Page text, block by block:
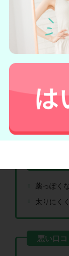
もこま
体重はなか
引用元：ダイ
からだ楽
薬っぽく
太りにく